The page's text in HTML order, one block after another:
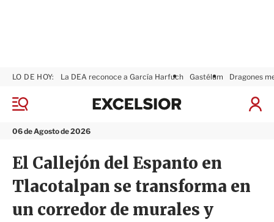
M
n
06 de Agosto de 2026
LO DE HOY: La DEA reconoce a García Harfuch Gastélum Dragones
I
x
s
i
o
r
El Callejón del Espanto en
Tlacotalpan se transforma en
un corredor de murales y